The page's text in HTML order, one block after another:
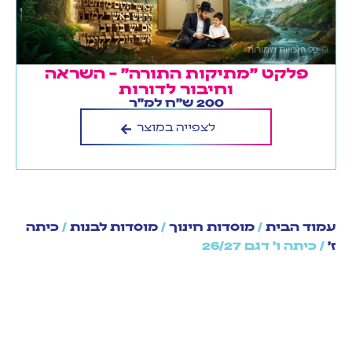
פלקט "מתיקות התורה" – השראה
וחיבור לדורות
200 ש"ח למ"ר
לצפייה במוצר
עמוד הבית/מוסדות חינוך/מוסדות לבנות/כיתה
ז'/ כיתה ו' דגם 26/27